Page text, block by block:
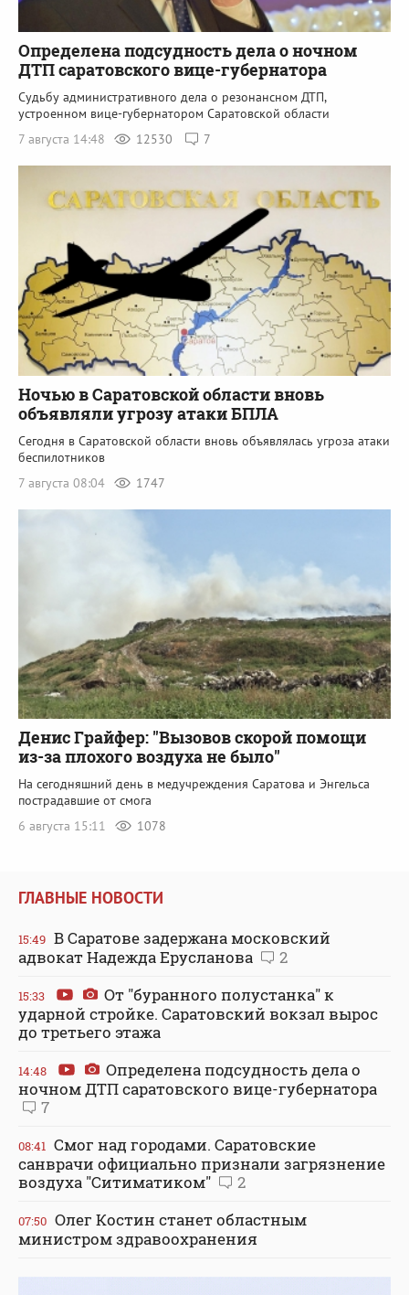
Определена подсудность дела о ночном
ДТП саратовского вице-губернатора
Судьбу административного дела о резонансном ДТП,
устроенном вице-губернатором Саратовской области
7 августа 14:48
12530 7
Ночью в Саратовской области вновь
объявляли угрозу атаки БПЛА
Сегодня в Саратовской области вновь объявлялась угроза атаки
беспилотников
7 августа 08:04
1747
Денис Грайфер: "Вызовов скорой помощи
из-за плохого воздуха не было"
На сегодняшний день в медучреждения Саратова и Энгельса
пострадавшие от смога
6 августа 15:11
1078
ГЛАВНЫЕ НОВОСТИ
15:49 В Саратове задержана московский
адвокат Надежда Ерусланова
2
15:33
От "буранного полустанка" к
ударной стройке. Саратовский вокзал вырос
до третьего этажа
14:48
Определена подсудность дела о
ночном ДТП саратовского вице-губернатора
7
08:41 Смог над городами. Саратовские
санврачи официально признали загрязнение
воздуха "Ситиматиком"
2
07:50 Олег Костин станет областным
министром здравоохранения